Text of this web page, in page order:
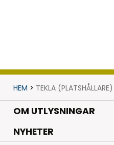
HEM > TEKLA (PLATSHÅLLARE)
OM UTLYSNINGAR
NYHETER.